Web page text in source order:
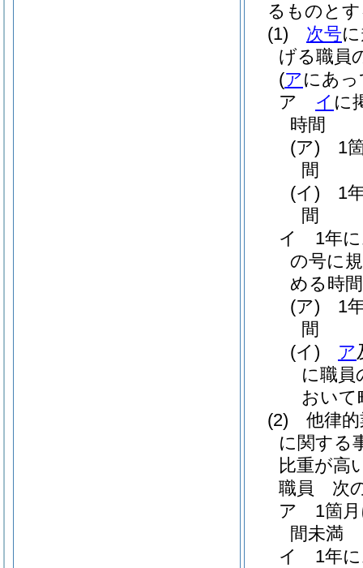
るものと
(1)
次号
げる職員
(アにあ
ア
イ に
時間
(ア)
1
間
(イ)
1
間
イ
1年
の号に
める時
(ア)
1
間
(イ)
ア
に職員
おいて
(2)
他律
に関する
比重が高
職員 次
ア
1箇
間未満
イ
1年